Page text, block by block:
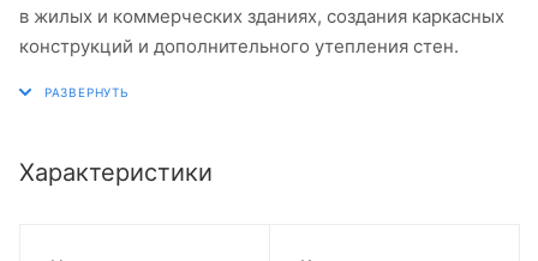
в жилых и коммерческих зданиях, создания каркасных
конструкций и дополнительного утепления стен.
Характеристики